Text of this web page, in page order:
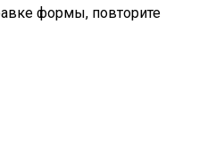
формы, повторите